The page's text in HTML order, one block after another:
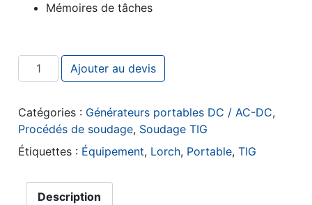
Mémoires de tâches
quantité de Lorch HandyTIG 200
Ajouter au devis
Catégories : Générateurs portables DC / AC-DC,
Procédés de soudage, Soudage TIG
Étiquettes : Équipement, Lorch, Portable,TIG
Description